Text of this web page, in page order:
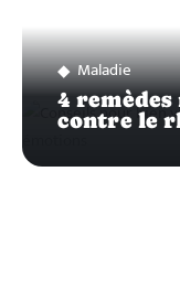
Maladie
4
contre le